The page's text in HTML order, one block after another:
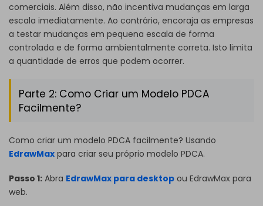
comerciais. Além disso, não incentiva mudanças em larga
escala imediatamente. Ao contrário, encoraja as empresas
a testar mudanças em pequena escala de forma
controlada e de forma ambientalmente correta. Isto limita
a quantidade de erros que podem ocorrer.
Parte 2: Como Criar um Modelo PDCA
Facilmente?
Como criar um modelo PDCA facilmente? Usando
EdrawMax para criar seu próprio modelo PDCA.
Passo 1: Abra EdrawMax para desktop ou EdrawMax para
web.